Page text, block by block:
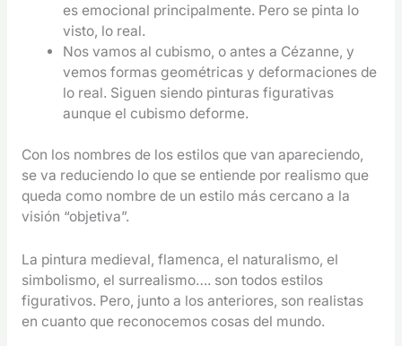
es emocional principalmente. Pero se pinta lo
visto, lo real.
Nos vamos al cubismo, o antes a Cézanne, y
vemos formas geométricas y deformaciones de
lo real. Siguen siendo pinturas figurativas
aunque el cubismo deforme.
Con los nombres de los estilos que van apareciendo,
se va reduciendo lo que se entiende por realismo que
queda como nombre de un estilo más cercano a la
visión “objetiva”.
La pintura medieval, flamenca, el naturalismo, el
simbolismo, el surrealismo…. son todos estilos
figurativos. Pero, junto a los anteriores, son realistas
en cuanto que reconocemos cosas del mundo.